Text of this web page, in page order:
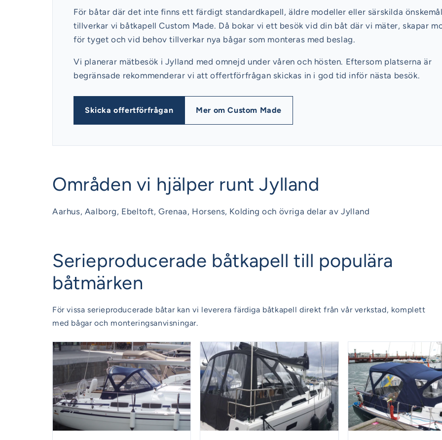
För båtar där det inte finns ett färdigt standardkapell, äldre modeller eller särskilda önskemål
tillverkar vi båtkapell Custom Made. Då bokar vi ett besök vid din båt där vi mäter, skapar
för tyget och vid behov tillverkar nya bågar som monteras med beslag.
Vi planerar mätbesök i Jylland med omnejd under våren och hösten. Eftersom platserna är
begränsade rekommenderar vi att offertförfrågan skickas in i god tid inför nästa besök.
Skicka offertförfrågan Mer om Custom Made
Områden vi hjälper runt Jylland
Aarhus, Aalborg, Ebeltoft, Grenaa, Horsens, Kolding och övriga delar av Jylland
Serieproducerade båtkapell till populära
båtmärken
För vissa serieproducerade båtar kan vi leverera färdiga båtkapell direkt från vår verkstad, komplett
med bågar och monteringsanvisningar.